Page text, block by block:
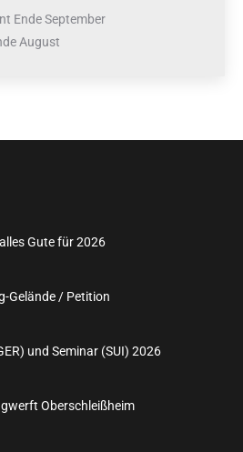
Ende September
August
Gute für 2026
Gelände / Petition
und Seminar (SUI) 2026
Oberschleißheim